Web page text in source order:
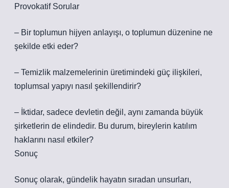
Provokatif Sorular
– Bir toplumun hijyen anlayışı, o toplumun düzenine ne
şekilde etki eder?
– Temizlik malzemelerinin üretimindeki güç ilişkileri,
toplumsal yapıyı nasıl şekillendirir?
– İktidar, sadece devletin değil, aynı zamanda büyük
şirketlerin de elindedir. Bu durum, bireylerin katılım
haklarını nasıl etkiler?
Sonuç
Sonuç olarak, gündelik hayatın sıradan unsurları,